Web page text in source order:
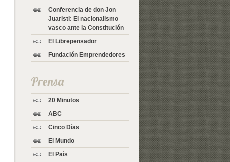
Conferencia de don Jon
Juaristi: El nacionalismo
vasco ante la Constitución
El Librepensador
Fundación Emprendedores
Prensa
20 Minutos
ABC
Cinco Días
El Mundo
El País